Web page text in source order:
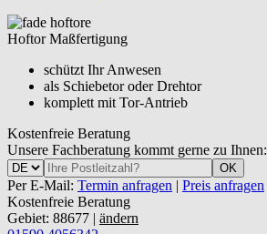
Hoftor Maßfertigung
schützt Ihr Anwesen
als Schiebetor oder Drehtor
komplett mit Tor-Antrieb
Kostenfreie Beratung
Unsere Fachberatung kommt gerne zu Ihnen:
OK
Per E-Mail: Termin anfragen | Preis anfragen
Kostenfreie Beratung
Gebiet: 88677 | ändern